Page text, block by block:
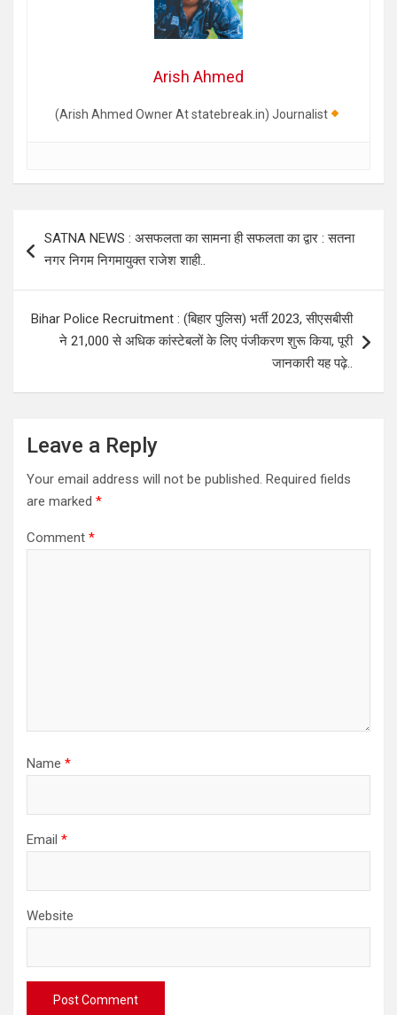
Arish Ahmed
(Arish Ahmed Owner At statebreak.in) Journalist
navigation
SATNA NEWS : असफलता का सामना ही सफलता का द्वार : सतना
नगर निगम निगमायुक्त राजेश शाही..
Bihar Police Recruitment : (बिहार पुलिस) भर्ती 2023, सीएसबीसी
ने 21,000 से अधिक कांस्टेबलों के लिए पंजीकरण शुरू किया, पूरी
जानकारी यह पढ़े..
Leave a Reply
Your email address will not be published. Required fields
are marked *
Comment *
Name *
Email *
Website